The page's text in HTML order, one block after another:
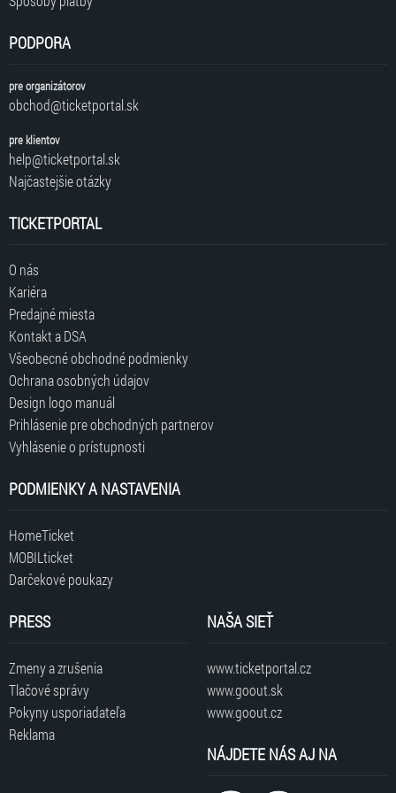
PODPORA
pre organizátorov
obchod@ticketportal.sk
pre klientov
help@ticketportal.sk
Najčastejšie otázky
TICKETPORTAL
O nás
Kariéra
Predajné miesta
Kontakt a DSA
Všeobecné obchodné podmienky
Ochrana osobných údajov
Design logo manuál
Prihlásenie pre obchodných partnerov
Vyhlásenie o prístupnosti
PODMIENKY A NASTAVENIA
HomeTicket
MOBILticket
Darčekové poukazy
PRESS
Zmeny a zrušenia
Tlačové správy
Pokyny usporiadateľa
Reklama
NAŠA SIEŤ
www.ticketportal.cz
www.goout.sk
www.goout.cz
NÁJDETE NÁS AJ NA